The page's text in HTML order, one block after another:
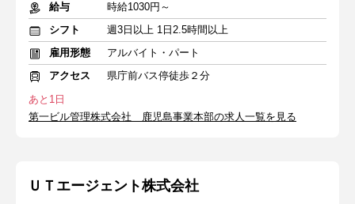
給与
時給1030円～
シフト
週3日以上 1日2.5時間以上
雇用形態
アルバイト・パート
アクセス
県庁前バス停徒歩２分
あと1日
第一ビル管理株式会社 鹿児島事業本部の求人一覧を見る
ＵＴエージェント株式会社